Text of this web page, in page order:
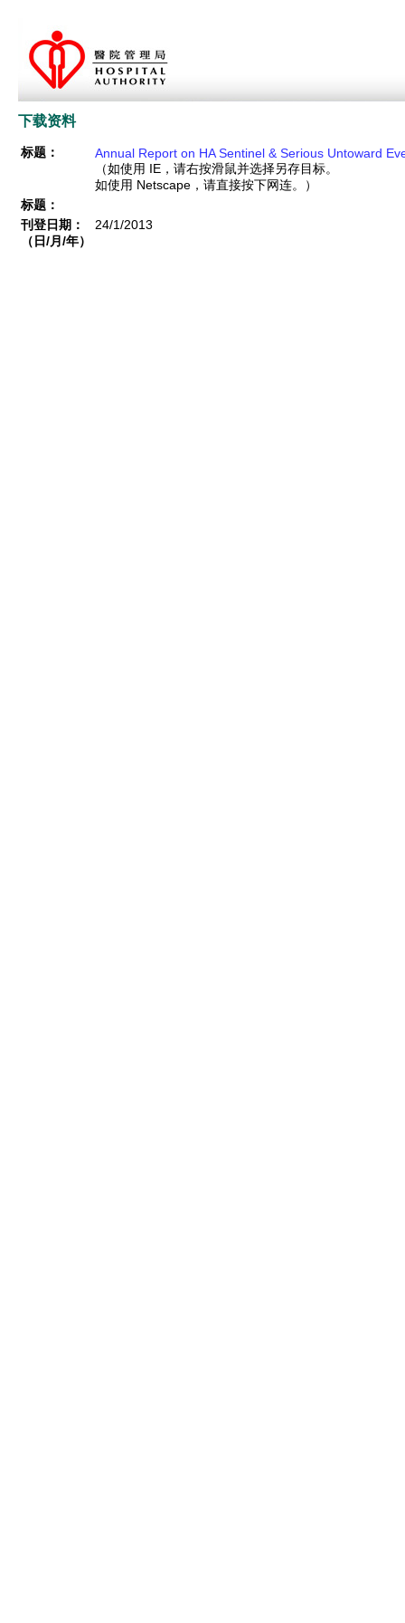
下载资料
标题：
Annual Report on HA Sentinel & Serious Untoward
（如使用 IE，请右按滑鼠并选择另存目标。
如使用 Netscape，请直接按下网连。）
标题：
刊登日期：
（日/月/年）
24/1/2013